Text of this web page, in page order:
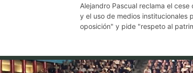
Alejandro Pascual reclama el
y el uso de medios institucionales
oposición" y pide "respeto al